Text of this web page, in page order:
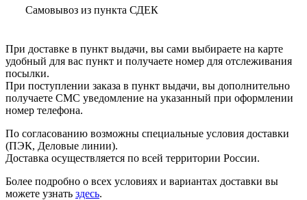
Самовывоз из пункта СДЕК
При доставке в пункт выдачи, вы сами выбираете на карте
удобный для вас пункт и получаете номер для отслеживания
посылки.
При поступлении заказа в пункт выдачи, вы дополнительно
получаете СМС уведомление на указанный при оформлении
номер телефона.
По согласованию возможны специальные условия доставки
(ПЭК, Деловые линии).
Доставка осуществляется по всей территории России.
Более подробно о всех условиях и вариантах доставки вы
можете узнать здесь.